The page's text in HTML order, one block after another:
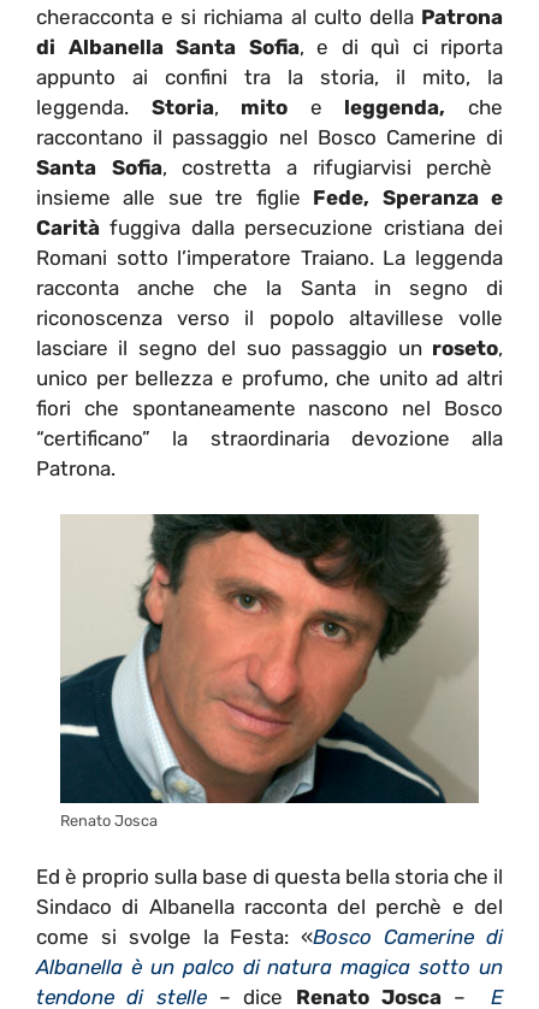
cheracconta e si richiama al culto della Patrona
di Albanella Santa Sofia, e di quì ci riporta
appunto ai confini tra la storia, il mito, la
leggenda. Storia, mito e leggenda, che
raccontano il passaggio nel Bosco Camerine di
Santa Sofia, costretta a rifugiarvisi perchè
insieme alle sue tre figlie Fede, Speranza e
Carità fuggiva dalla persecuzione cristiana dei
Romani sotto l’imperatore Traiano. La leggenda
racconta anche che la Santa in segno di
riconoscenza verso il popolo altavillese volle
lasciare il segno del suo passaggio un roseto,
unico per bellezza e profumo, che unito ad altri
fiori che spontaneamente nascono nel Bosco
“certificano” la straordinaria devozione alla
Patrona.
Renato Josca
Ed è proprio sulla base di questa bella storia che il
Sindaco di Albanella racconta del perchè e del
come si svolge la Festa: «Bosco Camerine di
Albanella è un palco di natura magica sotto un
tendone di stelle– dice Renato Josca –E